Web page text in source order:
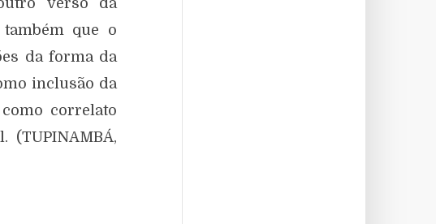
verso da
também que o
da forma da
inclusão da
correlato
(TUPINAMBÁ,